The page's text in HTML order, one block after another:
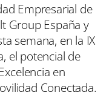
Empresarial de
Group España y
semana, en la IX
el potencial de
en
Conectada.